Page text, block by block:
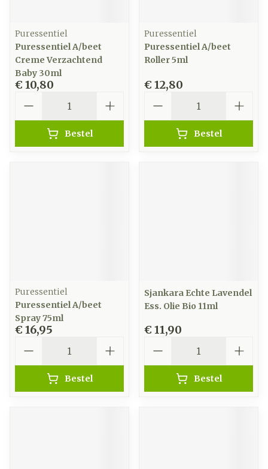
Puressentiel
Puressentiel A/beet
Creme Verzachtend
Baby 30ml
€ 10,80
Bestel
Puressentiel
Puressentiel A/beet
Roller 5ml
€ 12,80
Bestel
Puressentiel
Puressentiel A/beet
Spray 75ml
€ 16,95
Bestel
Sjankara Echte Lavendel
Ess. Olie Bio 11ml
€ 11,90
Bestel